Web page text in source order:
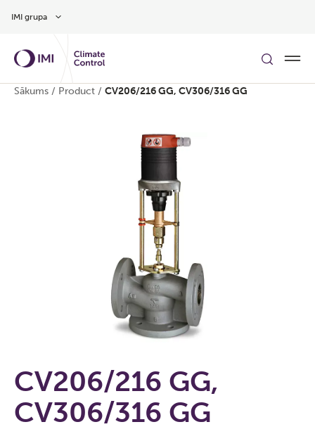
IMI grupa
Sākums / Product / CV206/216 GG, CV306/316 GG
CV206/216 GG,
CV306/316 GG